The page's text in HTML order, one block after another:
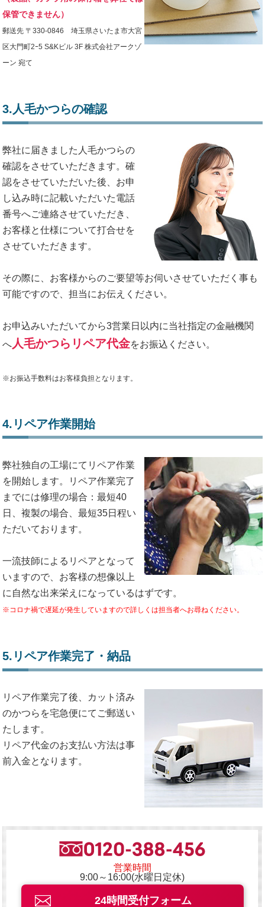
保管できません）
郵送先 〒330-0846 埼玉県さいたま市大宮
区大門町2ｰ5 S&Kビル 3F 株式会社アークゾ
ーン 宛て
3.人毛かつらの確認
弊社に届きました人毛かつらの
確認をさせていただきます。確
認をさせていただいた後、お申
し込み時に記載いただいた電話
番号へご連絡させていただき、
お客様と仕様について打合せを
させていただきます。
その際に、お客様からのご要望等お伺いさせていただく事も
可能ですので、担当にお伝えください。
お申込みいただいてから3営業日以内に当社指定の金融機関
へ 人毛かつらリペア代金をお振込ください。
※お振込手数料はお客様負担となります。
4.リペア作業開始
弊社独自の工場にてリペア作業
を開始します。リペア作業完了
までには修理の場合：最短40
日、複製の場合、最短35日程い
ただいております。
一流技師によるリペアとなって
いますので、お客様の想像以上
に自然な出来栄えになっているはずです。
※コロナ禍で遅延が発生していますので詳しくは担当者へお尋ねください。
5.リペア作業完了・納品
リペア作業完了後、カット済み
のかつらを宅急便にてご郵送い
たします。
リペア代金のお支払い方法は事
前入金となります。
営業時間
9:00～16:00(水曜日定休)
24時間受付フォーム